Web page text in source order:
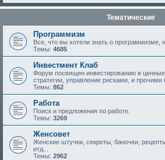
Тематические
Программизм
Все, что вы хотели знать о программизме,
Темы: 4685
Инвестмент Клаб
Форум посвящен инвестированию в
стратегии, управление рисками, и
Темы: 862
Работа
Поиск и предложения по работе.
Темы: 3269
Женсовет
Женские штучки, секреты, баночки,
итд...
Темы: 2962